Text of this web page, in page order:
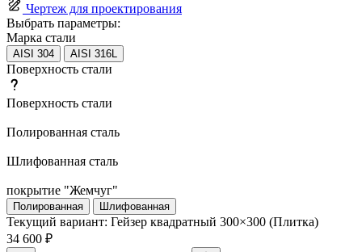
Чертеж для проектирования
Выбрать параметры:
Марка стали
AISI 304 AISI 316L
Поверхность стали
Поверхность стали
Полированная сталь
Шлифованная сталь
покрытие "Жемчуг"
Полированная Шлифованная
Текущий вариант: Гейзер квадратный 300×300 (Плитка)
34 600 ₽